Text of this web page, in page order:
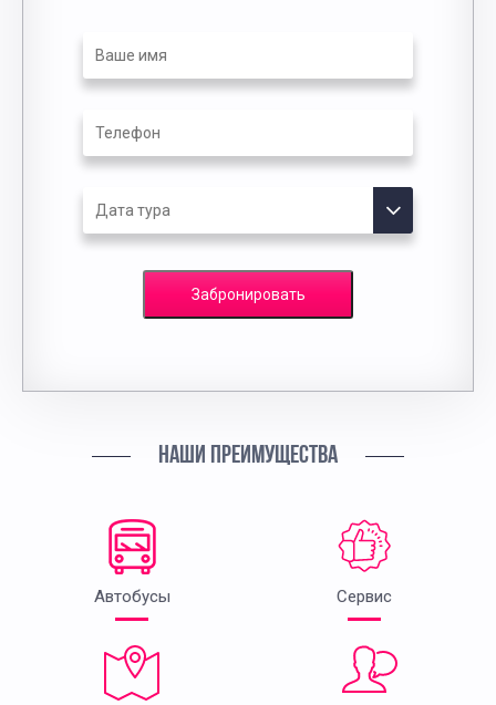
Забронировать
НАШИ ПРЕИМУЩЕСТВА
Автобусы Сервис